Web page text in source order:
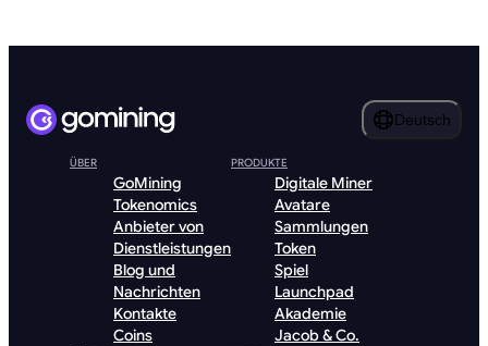
Deutsch
ÜBER
GoMining
Tokenomics
Anbieter von
Dienstleistungen
Blog und
Nachrichten
Kontakte
Coins
PRODUKTE
Digitale Miner
Avatare
Sammlungen
Token
Spiel
Launchpad
Akademie
Jacob & Co.